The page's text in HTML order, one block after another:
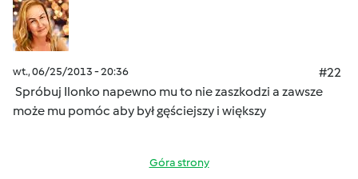
wt., 06/25/2013 - 20:36
#22
Spróbuj Ilonko napewno mu to nie zaszkodzi a zawsze
może mu pomóc aby był gęściejszy i większy
Góra strony